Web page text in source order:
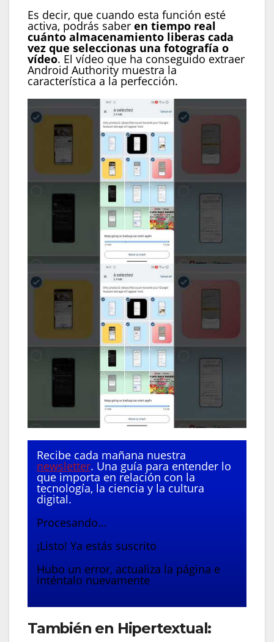
Es decir, que cuando esta función esté
activa, podrás saber en tiempo real
cuánto almacenamiento liberas cada
vez que seleccionas una fotografía o
vídeo. El vídeo que ha conseguido extraer
Android Authority muestra la
característica a la perfección.
Recibe cada mañana nuestra
newsletter. Una guía para entender lo
que importa en relación con la
tecnología, la ciencia y la cultura
digital.
Procesando…
¡Listo! Ya estás suscrito
Hubo un error, actualiza la página e
inténtalo nuevamente
También en Hipertextual: